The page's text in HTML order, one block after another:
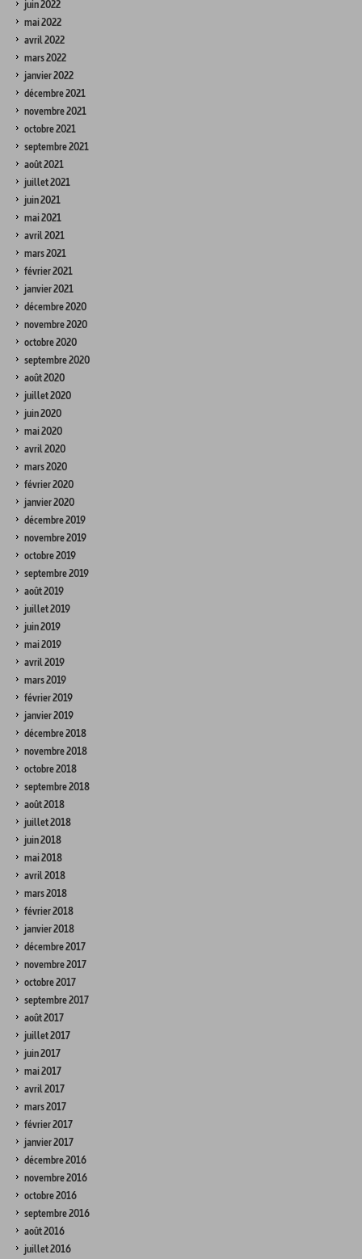
juin 2022
mai 2022
avril 2022
mars 2022
janvier 2022
décembre 2021
novembre 2021
octobre 2021
septembre 2021
août 2021
juillet 2021
juin 2021
mai 2021
avril 2021
mars 2021
février 2021
janvier 2021
décembre 2020
novembre 2020
octobre 2020
septembre 2020
août 2020
juillet 2020
juin 2020
mai 2020
avril 2020
mars 2020
février 2020
janvier 2020
décembre 2019
novembre 2019
octobre 2019
septembre 2019
août 2019
juillet 2019
juin 2019
mai 2019
avril 2019
mars 2019
février 2019
janvier 2019
décembre 2018
novembre 2018
octobre 2018
septembre 2018
août 2018
juillet 2018
juin 2018
mai 2018
avril 2018
mars 2018
février 2018
janvier 2018
décembre 2017
novembre 2017
octobre 2017
septembre 2017
août 2017
juillet 2017
juin 2017
mai 2017
avril 2017
mars 2017
février 2017
janvier 2017
décembre 2016
novembre 2016
octobre 2016
septembre 2016
août 2016
juillet 2016